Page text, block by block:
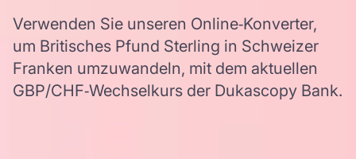
Verwenden Sie unseren Online‑Konverter,
um Britisches Pfund Sterling in Schweizer
Franken umzuwandeln, mit dem aktuellen
GBP/CHF‑Wechselkurs der Dukascopy Bank.